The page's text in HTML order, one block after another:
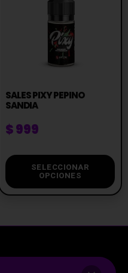
SALES PIXY PEPINO
SANDIA
$999
SELECCIONAR
OPCIONES